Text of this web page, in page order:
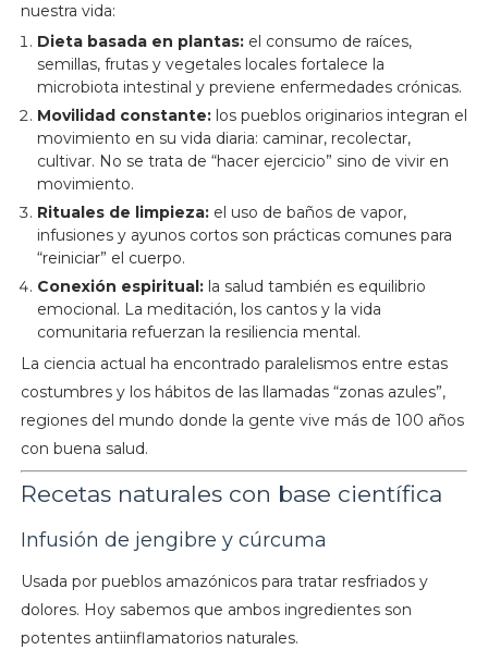
nuestra vida:
Dieta basada en plantas:el consumo de raíces,
semillas, frutas y vegetales locales fortalece la
microbiota intestinal y previene enfermedades crónicas.
Movilidad constante:los pueblos originarios integran el
movimiento en su vida diaria: caminar, recolectar,
cultivar. No se trata de “hacer ejercicio” sino de vivir en
movimiento.
Rituales de limpieza:el uso de baños de vapor,
infusiones y ayunos cortos son prácticas comunes para
“reiniciar” el cuerpo.
Conexión espiritual:la salud también es equilibrio
emocional. La meditación, los cantos y la vida
comunitaria refuerzan la resiliencia mental.
La ciencia actual ha encontrado paralelismos entre estas
costumbres y los hábitos de las llamadas “zonas azules”,
regiones del mundo donde la gente vive más de 100 años
con buena salud.
Recetas naturales con base científica
Infusión de jengibre y cúrcuma
Usada por pueblos amazónicos para tratar resfriados y
dolores. Hoy sabemos que ambos ingredientes son
potentes antiinflamatorios naturales.